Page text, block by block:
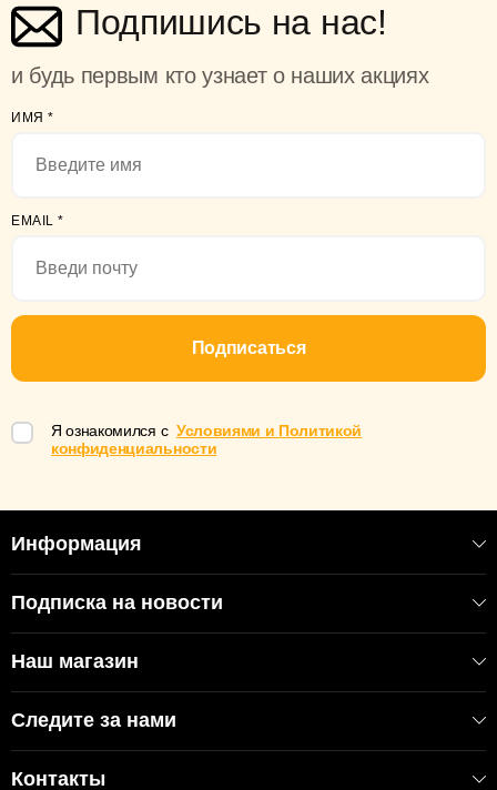
Подпишись на нас!
и будь первым кто узнает о наших акциях
ИМЯ *
EMAIL *
Подписаться
Я ознакомился с Условиями и Политикой
конфиденциальности
Информация
Подписка на новости
Наш магазин
Следите за нами
Контакты